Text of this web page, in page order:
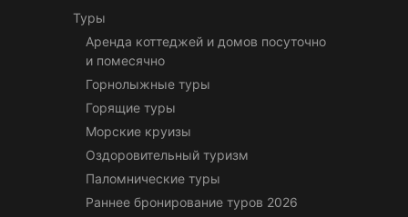
Туры
Аренда коттеджей и домов посуточно
и помесячно
Горнолыжные туры
Горящие туры
Морские круизы
Оздоровительный туризм
Паломнические туры
Раннее бронирование туров 2026